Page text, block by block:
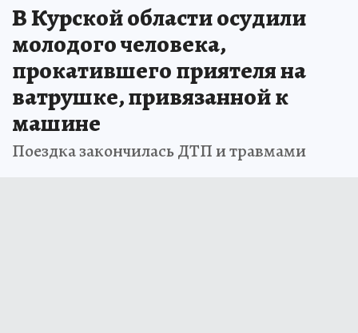
В Курской области осудили
молодого человека,
прокатившего приятеля на
ватрушке, привязанной к
машине
Поездка закончилась ДТП и травмами